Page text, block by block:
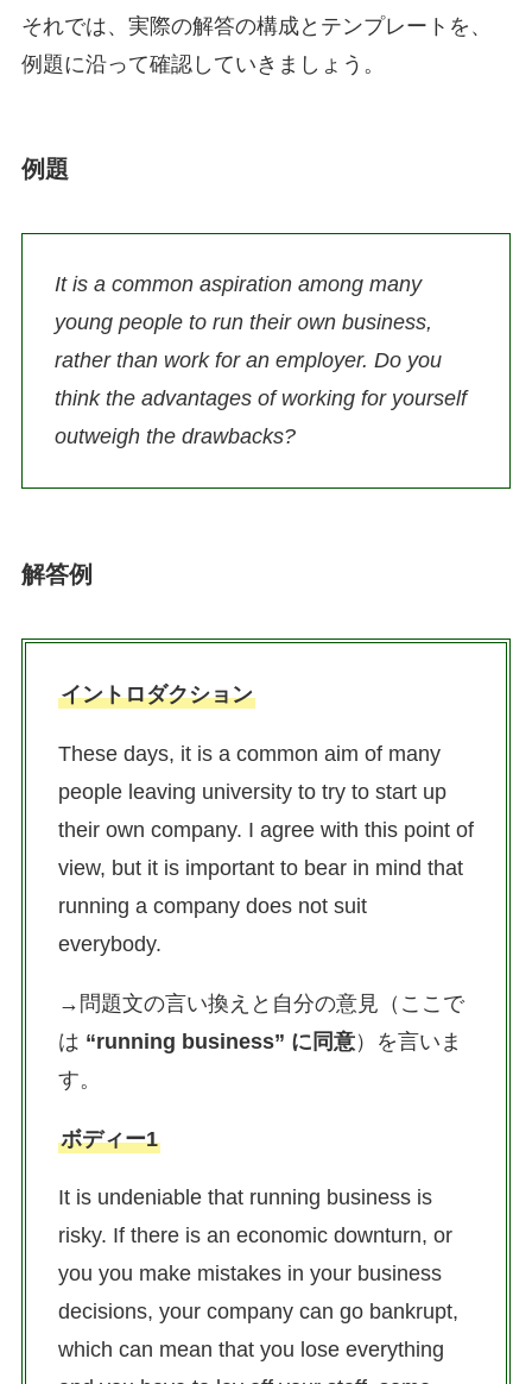
それでは、実際の解答の構成とテンプレートを、
例題に沿って確認していきましょう。
例題
It is a common aspiration among many
young people to run their own business,
rather than work for an employer. Do you
think the advantages of working for yourself
outweigh the drawbacks?
解答例
イントロダクション
These days, it is a common aim of many
people leaving university to try to start up
their own company. I agree with this point of
view, but it is important to bear in mind that
running a company does not suit
everybody.
→問題文の言い換えと自分の意見（ここで
は “running business” に同意）を言いま
す。
ボディー1
It is undeniable that running business is
risky. If there is an economic downturn, or
you you make mistakes in your business
decisions, your company can go bankrupt,
which can mean that you lose everything